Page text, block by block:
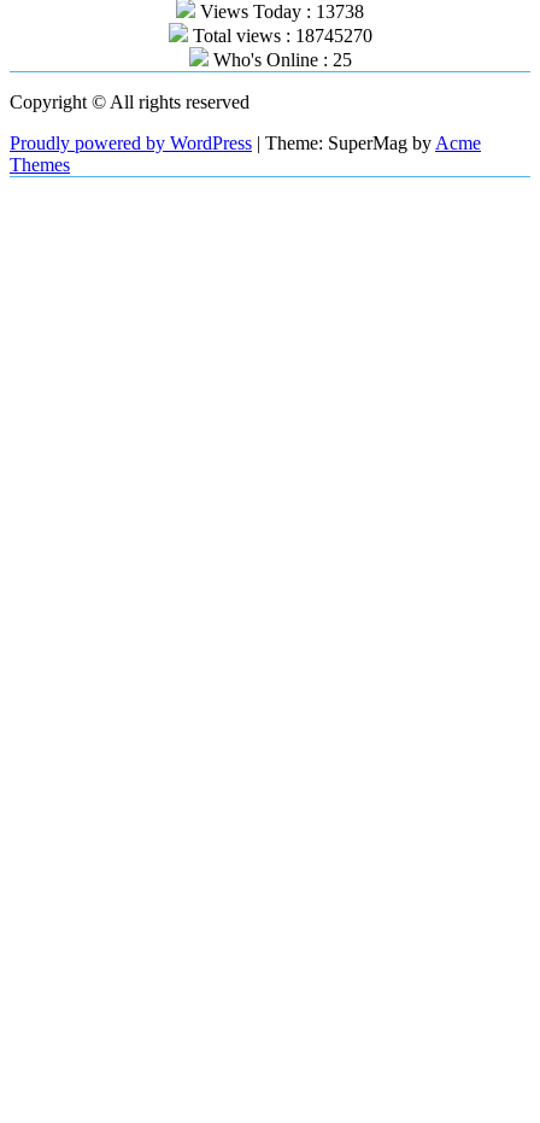
Views Today : 13738
Total views : 18745270
Who's Online : 25
Copyright © All rights reserved
Proudly powered by WordPress | Theme: SuperMag by Acme
Themes